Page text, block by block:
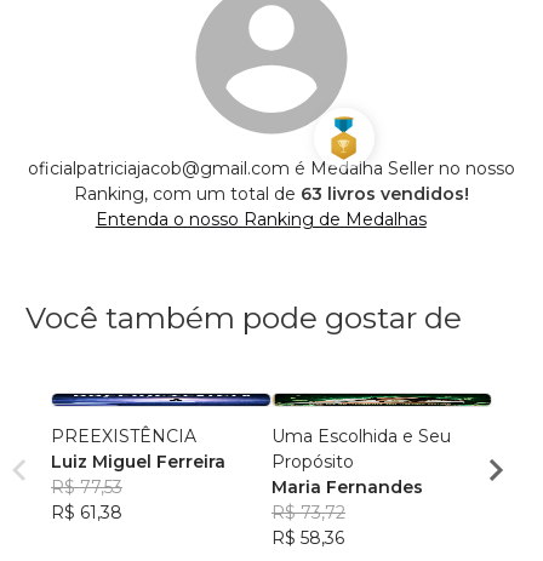
oficialpatriciajacob@gmail.com é Medalha Seller no nosso
Ranking, com um total de 63 livros vendidos!
Entenda o nosso Ranking de Medalhas
Você também pode gostar de
PREEXISTÊNCIA
Luiz Miguel Ferreira
R$ 77,53
R$ 61,38
Uma Escolhida e Seu
Propósito
Maria Fernandes
R$ 73,72
R$ 58,36
DOR